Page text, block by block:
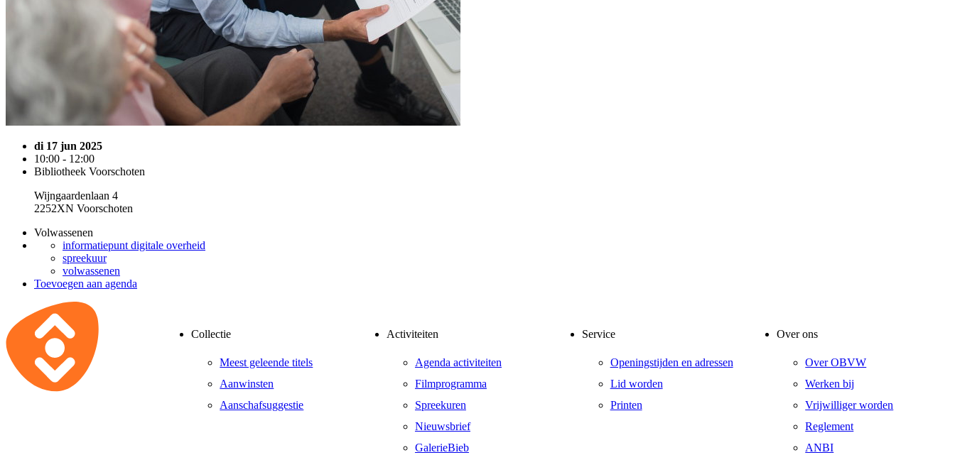
di 17 jun 2025
10:00 - 12:00
Bibliotheek Voorschoten
Wijngaardenlaan 4
2252XN Voorschoten
Volwassenen
informatiepunt digitale overheid
spreekuur
volwassenen
Toevoegen aan agenda
Collectie
Meest geleende titels
Aanwinsten
Aanschafsuggestie
Activiteiten
Agenda activiteiten
Filmprogramma
Spreekuren
Nieuwsbrief
GalerieBieb
Service
Openingstijden en adressen
Lid worden
Printen
Over ons
Over OBVW
Werken bij
Vrijwilliger worden
Reglement
ANBI